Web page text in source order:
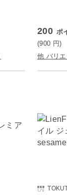
200 ポ
(900 円)
他 バリ